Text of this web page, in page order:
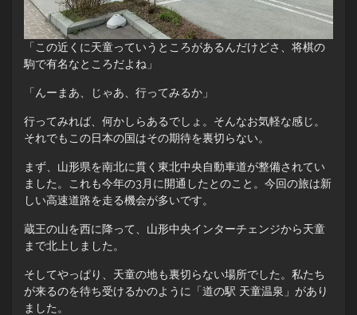
「この近くに天童っていうところがあるんだけどさ、将棋の
駒で有名なところだよね」
「んーまあ、じゃあ、行ってみるか」
行ってみれば、何かしらあるでしょ。そんなお気軽な感じ。
それでもこの日本の国はその期待を裏切らない。
まず、山形県を南北に貫く東北中央自動車道が整備されてい
ました。これも今年の3月に開通したとのこと。今回の旅は新
しい高速道路を走る機会が多いです。
蔵王の山を西に降って、山形中央インターチェンジから天童
まで北上しました。
そしてやっぱり、天童の地も裏切らない場所でした。私たち
が来るのを待ち受けるかのように「道の駅 天童温泉」があり
ました。